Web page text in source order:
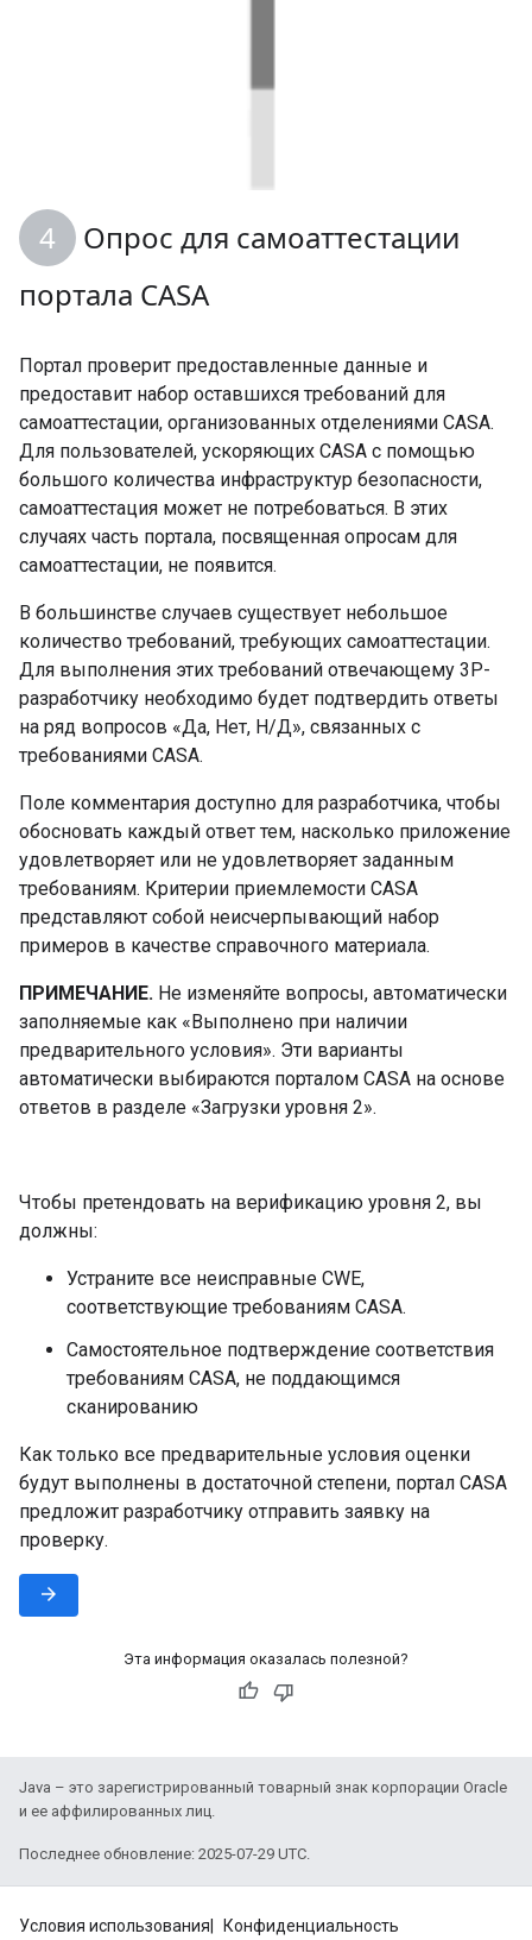
Опрос для самоаттестации
портала CASA
Портал проверит предоставленные данные и
предоставит набор оставшихся требований для
самоаттестации, организованных отделениями CASA.
Для пользователей, ускоряющих CASA с помощью
большого количества инфраструктур безопасности,
самоаттестация может не потребоваться. В этих
случаях часть портала, посвященная опросам для
самоаттестации, не появится.
В большинстве случаев существует небольшое
количество требований, требующих самоаттестации.
Для выполнения этих требований отвечающему 3P-
разработчику необходимо будет подтвердить ответы
на ряд вопросов «Да, Нет, Н/Д», связанных с
требованиями CASA.
Поле комментария доступно для разработчика, чтобы
обосновать каждый ответ тем, насколько приложение
удовлетворяет или не удовлетворяет заданным
требованиям. Критерии приемлемости CASA
представляют собой неисчерпывающий набор
примеров в качестве справочного материала.
ПРИМЕЧАНИЕ. Не изменяйте вопросы, автоматически
заполняемые как «Выполнено при наличии
предварительного условия». Эти варианты
автоматически выбираются порталом CASA на основе
ответов в разделе «Загрузки уровня 2».
Чтобы претендовать на верификацию уровня 2, вы
должны:
Устраните все неисправные CWE,
соответствующие требованиям CASA.
Самостоятельное подтверждение соответствия
требованиям CASA, не поддающимся
сканированию
Как только все предварительные условия оценки
будут выполнены в достаточной степени, портал CASA
предложит разработчику отправить заявку на
проверку.
arrow_forward
Эта информация оказалась полезной?
Java – это зарегистрированный товарный знак корпорации Oracle
и ее аффилированных лиц.
Последнее обновление: 2025-07-29 UTC.
Условия использования
Конфиденциальность